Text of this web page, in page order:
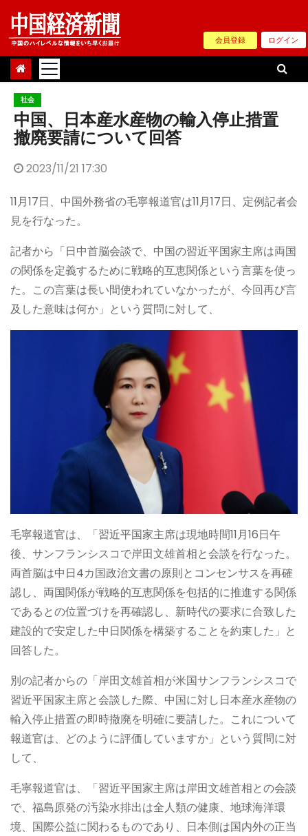
Skip
content
会員登録 ログイン
社会
中国、日本産水産物の輸入停止措置
撤廃要請について回答
2023/11/21 17:30
11月17日、中国外務省の毛寧報道官は11月17日、定例記者会
見を行なった。
記者から「日中首脳会談で、中国の習近平国家主席は両国
の関係を定義するために戦略的互恵関係という言葉を使っ
た。この言葉は長い間使われていなかったが、今回再び言
及した意味は何か」という質問に対して、
毛寧報道官は、「習近平国家主席は現地時間11月16日午
後、サンフランシスコで岸田文雄首相と会談を行なった。
両首脳は中日4カ国政治文書の原則とコンセンサスを再確
認し、両国関係が戦略的互恵関係を包括的に推進する関係
であるとの位置づけを再確認し、新時代の要求に合致した
建設的で安定した中日関係を構築することを約束した」と
回答した。
別の記者からの「岸田文雄首相が米国サンフランシスコで
習近平国家主席と会談した際、中国に対し日本産水産物の
輸入停止措置の即時撤廃を明確に要請した。これについて
報道官は、どのように評価していますか」という質問に対
して、
毛寧報道官は、「習近平国家主席は岸田文雄首相との会談
で、福島原発の汚染水排出は全人類の健康、地球海洋環
境、国際公益に関わるものであり、日本側は国内外の正当